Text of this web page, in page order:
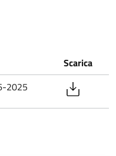
Scarica
2025